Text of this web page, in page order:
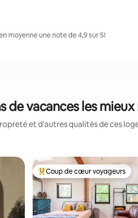
moyenne une note de 4,9 sur 5!
de vacances les
et d'autres qualités de ces
plus aimés Coup de cœur voyageurs
Coup de cœur voyageurs